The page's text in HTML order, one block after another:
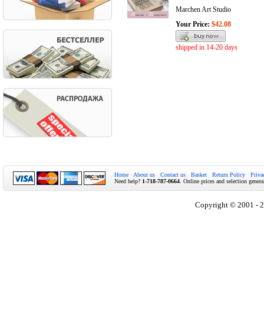
Marchen Art Studio
Your Price: $42.08
shipped in 14-20 days
Home About us Contact us Basket Return Policy
Need help? 1-718-787-0664 . Online prices and selection
Copyright © 2001 -